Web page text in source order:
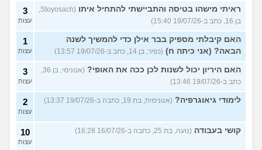
ראיתי מישהו בטיסה והתביישתי להתחיל איתו
(Stoyosach,
בן 16, כתב ב-19/07/26 15:40)
3
עצות
האם קיבלתי מספיק בבר אילן כדי להמשיך לשנה
הבאה? (אני כיתה ח) (כפיר, בן 14, כתב ב-19/07/26 13:57)
1
עצות
האם היריון יכול לשנות לכן ככה את האופי?
(אנונימי, בן 36,
כתב ב-19/07/26 13:46)
3
עצות
לימודי גיאוגרפיה? (אנונימית, בת 19, כתבה ב-19/07/26 13:37) 2
עצות
קושי בעבודה (נועה, בת 25, כתבה ב-16/07/26 16:28) 10
עצות